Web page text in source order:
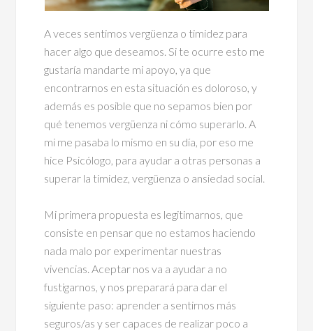
A veces sentimos vergüenza o timidez para
hacer algo que deseamos. Si te ocurre esto me
gustaría mandarte mi apoyo, ya que
encontrarnos en esta situación es doloroso, y
además es posible que no sepamos bien por
qué tenemos vergüenza ni cómo superarlo. A
mi me pasaba lo mismo en su día, por eso me
hice Psicólogo, para ayudar a otras personas a
superar la timidez, vergüenza o ansiedad social.
Mi primera propuesta es legitimarnos, que
consiste en pensar que no estamos haciendo
nada malo por experimentar nuestras
vivencias. Aceptar nos va a ayudar a no
fustigarnos, y nos preparará para dar el
siguiente paso: aprender a sentirnos más
seguros/as y ser capaces de realizar poco a